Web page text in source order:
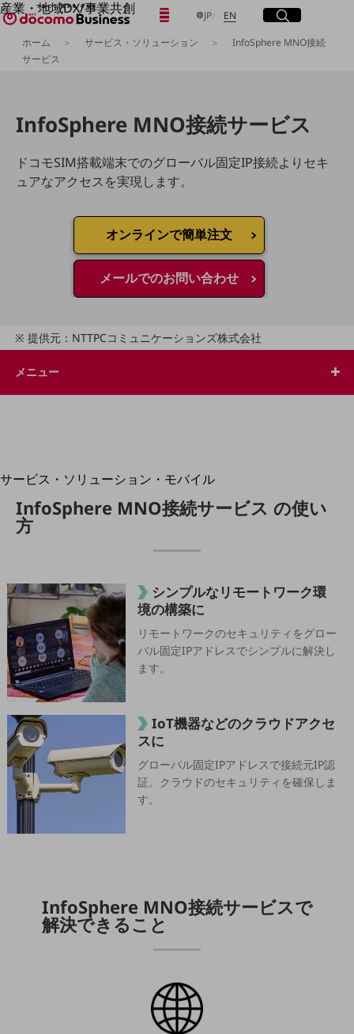
InfoSphere MNO接続サービス
ドコモSIM搭載端末でのグローバル固定IP接続よりセキ
ュアなアクセスを実現します。
オンラインで簡単注文
メールでのお問い合わせ
提供元：NTTPCコミュニケーションズ株式会社
メニュー
産業・地域DX/事業共創
OPEN HUB for Plural Futures
自律・分散・協調型社会の実現を目指し、
「社会可能性」を探究・実装する事業共創エコシステムです。
プレイヤー(カタリスト/パートナー企業)
Smart World
産業・地域DXプラットフォーマーとして
Smart Industry
生成AI(Generative AI)
地域社会を支える皆さまと地域課題の解決や
自治体・地域社会との共創
サービス・ソリューション・モバイル
サービス・ソリューションTOP
DXに関する課題を解決する
サービス・ソリューションをご紹介
ネットワーク・モバイル
クラウド・データセンター
電話・映像コミュニケーション
セキュリティ
5G
IoT
データ利活用
運用管理
課題・ニーズで探す
課題・ニーズで探すTOP
コミュニケーション・情報共有
JP日本語
ENEnglishサイト内検索
開く
メニュー
開く
フリーワードでNTTドコモビジネスの
取り組みを検索
ホーム サービス・ソリューション
InfoSphere MNO接続
サービス
InfoSphere MNO接続サービス の使い
方
シンプルなリモートワーク環
境の構築に
リモートワークのセキュリティをグロー
バル固定IPアドレスでシンプルに解決し
ます。
IoT機器などのクラウドアクセ
スに
グローバル固定IPアドレスで接続元IP認
証。クラウドのセキュリティを確保しま
す。
InfoSphere MNO接続サービスで
解決できること